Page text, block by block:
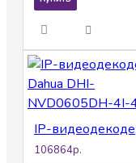
106864р.